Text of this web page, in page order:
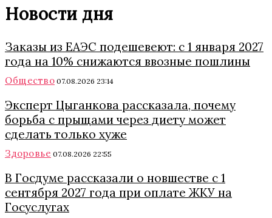
Новости дня
Заказы из ЕАЭС подешевеют: с 1 января 2027
года на 10% снижаются ввозные пошлины
Общество 07.08.2026 23:14
Эксперт Цыганкова рассказала, почему
борьба с прыщами через диету может
сделать только хуже
Здоровье 07.08.2026 22:55
В Госдуме рассказали о новшестве с 1
сентября 2027 года при оплате ЖКУ на
Госуслугах